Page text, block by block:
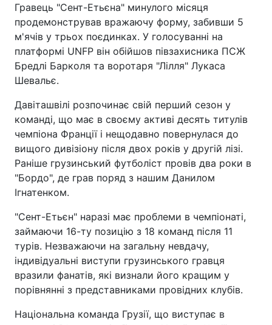
Гравець "Сент-Етьєна" минулого місяця
продемонстрував вражаючу форму, забивши 5
м'ячів у трьох поєдинках. У голосуванні на
платформі UNFP він обійшов півзахисника ПСЖ
Бредлі Барколя та воротаря "Лілля" Лукаса
Шевальє.
Давіташвілі розпочинає свій перший сезон у
команді, що має в своєму активі десять титулів
чемпіона Франції і нещодавно повернулася до
вищого дивізіону після двох років у другій лізі.
Раніше грузинський футболіст провів два роки в
"Бордо", де грав поряд з нашим Данилом
Ігнатенком.
"Сент-Етьєн" наразі має проблеми в чемпіонаті,
займаючи 16-ту позицію з 18 команд після 11
турів. Незважаючи на загальну невдачу,
індивідуальні виступи грузинського гравця
вразили фанатів, які визнали його кращим у
порівнянні з представниками провідних клубів.
Національна команда Грузії, що виступає в